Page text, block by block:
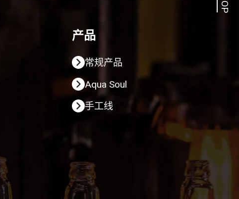
TOP
产品
常规产品
Aqua Soul
手工线